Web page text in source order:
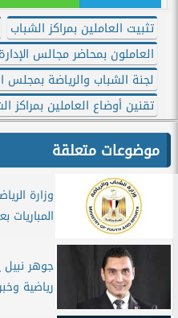
تثبيت العاملين بمراكز الشباب
العاملون بمحاضر مجالس الإدارة
لجنة الشباب والرياضة بمجلس
تقنين أوضاع العاملين بمراكز
موضوعات متعلقة
وزارة
المباريات
جوهر نبيل
رياضية